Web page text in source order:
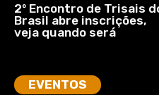
2º Encontro de Trisais
Brasil abre inscrições,
veja quando será
EVENTOS